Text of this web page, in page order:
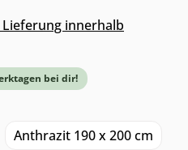
Lieferung innerhalb
bei dir!
Anthrazit 190 x 200 cm